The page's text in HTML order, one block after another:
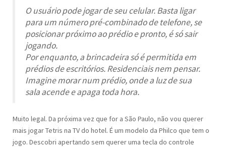
O usuário pode jogar de seu celular. Basta ligar
para um número pré-combinado de telefone, se
posicionar próximo ao prédio e pronto, é só sair
jogando.
Por enquanto, a brincadeira só é permitida em
prédios de escritórios. Residenciais nem pensar.
Imagine morar num prédio, onde a luz de sua
sala acende e apaga toda hora.
Muito legal. Da próxima vez que for a São Paulo, não vou querer
mais jogar Tetris na TV do hotel. É um modelo da Philco que tem o
jogo. Descobri apertando sem querer uma tecla do controle